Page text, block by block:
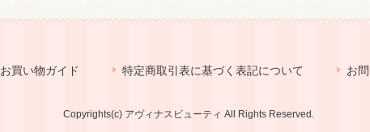
お買い物ガイド 特定商取引表に基づく表記について お
Copyrights(c) アヴィナスビューティ All Rights Reserved.